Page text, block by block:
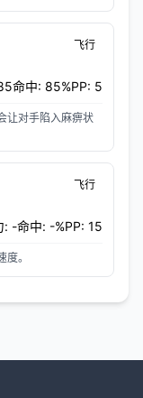
飞行
命中: 85%PP: 5
让对手陷入麻痹状
飞行
: -命中: -%PP: 15
。